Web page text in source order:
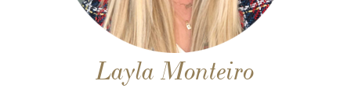
Layla Monteiro